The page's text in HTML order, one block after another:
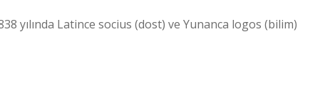
yılında Latince socius (dost) ve Yunanca logos (bilim)